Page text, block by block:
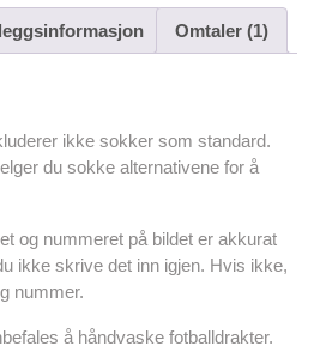
er
e
at
s
p
p
d
di
ar
e
Omtaler (1)
ikke sokker som standard.
du sokke alternativene for å
og nummeret på bildet er akkurat
ikke skrive det inn igjen. Hvis ikke,
nummer.
å håndvaske fotballdrakter.